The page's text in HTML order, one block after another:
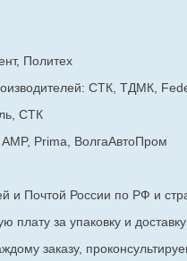
Политех
СТК, ТДМК,
СТК
Prima, ВолгаАвтоПром
и Почтой России по РФ и
за упаковку и доставку
заказу,